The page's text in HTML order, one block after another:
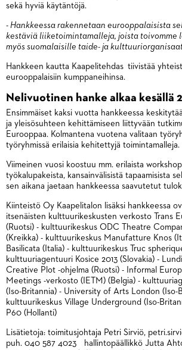
sekä hyviä käytäntöjä.
- Hankkeessa rakennetaan eurooppalaisista
kestäviä liiketoimintamalleja, joista toivomme
myös suomalaisille taide- ja
Hankkeen kautta Kaapelitehdas tiivistää
eurooppalaisiin kumppaneihinsa.
Nelivuotinen hanke alkaa kesällä
Ensimmäiset kaksi vuotta hankkeessa
ja yleisösuhteen kehittämiseen liittyvään
Eurooppaa. Kolmantena vuotena valitaan
työryhmissä erilaisia kehitettyjä toimintamalleja.
Viimeinen vuosi koostuu mm. erilaista
työkalupakeista, kansainvälisistä tapaamisista
sen aikana jaetaan hankkeessa saavutetut
Kiinteistö Oy Kaapelitalon lisäksi hankkeessa
itsenäisten kulttuurikeskusten verkosto Trans
(Ruotsi) - kulttuurikeskus ODC Theatre
(Kreikka) - kulttuurikeskus Manufatture Knos
Basilicata (Italia) - kulttuurikeskus Truc
kulttuuriagentuuri Kosice 2013 (Slovakia) -
Creative Plot -ohjelma (Ruotsi) - Informal
Meetings -verkosto (IETM) (Belgia) -
(Iso-Britannia) - University of Arts London (Iso-
kulttuurikeskus Village Underground (Iso-
P60 (Hollanti)
Lisätietoja: toimitusjohtaja Petri Sirviö,
puh. 040 587 4023 hallintopäällikkö Jutta